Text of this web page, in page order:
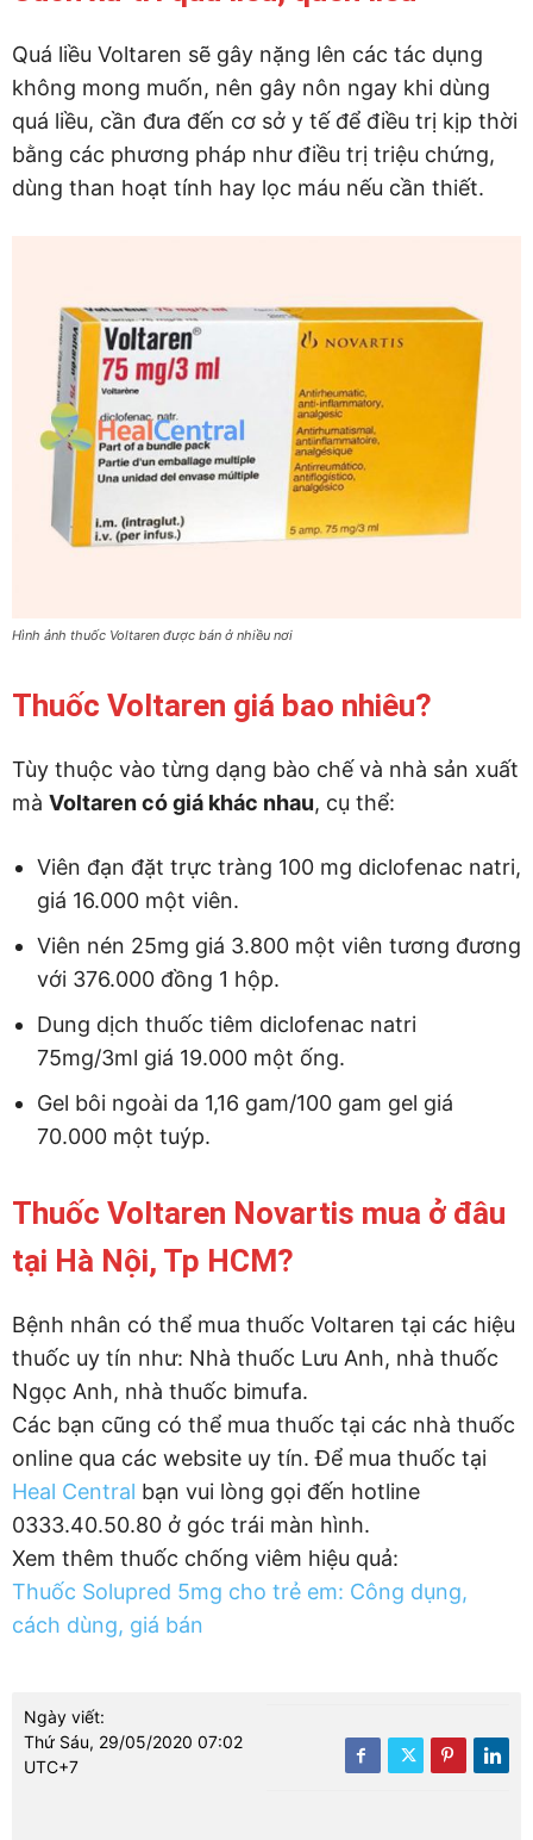
Quá liều Voltaren sẽ gây nặng lên các tác dụng
không mong muốn, nên gây nôn ngay khi dùng
quá liều, cần đưa đến cơ sở y tế để điều trị kịp thời
bằng các phương pháp như điều trị triệu chứng,
dùng than hoạt tính hay lọc máu nếu cần thiết.
Hình ảnh thuốc Voltaren được bán ở nhiều nơi
Thuốc Voltaren giá bao nhiêu?
Tùy thuộc vào từng dạng bào chế và nhà sản xuất
mà Voltaren có giá khác nhau, cụ thể:
Viên đạn đặt trực tràng 100 mg diclofenac natri,
giá 16.000 một viên.
Viên nén 25mg giá 3.800 một viên tương đương
với 376.000 đồng 1 hộp.
Dung dịch thuốc tiêm diclofenac natri
75mg/3ml giá 19.000 một ống.
Gel bôi ngoài da 1,16 gam/100 gam gel giá
70.000 một tuýp.
Thuốc Voltaren Novartis mua ở đâu
tại Hà Nội, Tp HCM?
Bệnh nhân có thể mua thuốc Voltaren tại các hiệu
thuốc uy tín như: Nhà thuốc Lưu Anh, nhà thuốc
Ngọc Anh, nhà thuốc bimufa.
Các bạn cũng có thể mua thuốc tại các nhà thuốc
online qua các website uy tín. Để mua thuốc tại
Heal Central bạn vui lòng gọi đến hotline
0333.40.50.80 ở góc trái màn hình.
Xem thêm thuốc chống viêm hiệu quả:
Thuốc Solupred 5mg cho trẻ em: Công dụng,
cách dùng, giá bán
Ngày viết:
Thứ Sáu, 29/05/2020 07:02
UTC+7